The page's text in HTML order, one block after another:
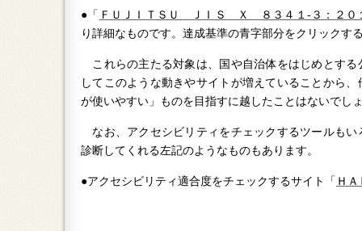
●「 ＦＵＪＩＴＳＵ ＪＩＳ Ｘ ８３４１-３：２０
り詳細なものです。達成基準の青字部分をクリックす
これらの主たる対象は、国や自治体をはじめとす
してこのような動きやサイトが増えていることから
が使いやすい」ものを目指すに越したことはないでし
なお、アクセシビリティをチェックするツールも
診断してくれる左記のようなものもあります。
●アクセシビリティ適合度をチェックするサイト「 Ｈ